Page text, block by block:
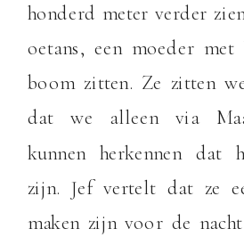
honderd meter verder
oetans, een moeder
boom zitten. Ze zitten
dat we alleen via
kunnen herkennen dat
zijn. Jef vertelt dat ze
maken zijn voor de